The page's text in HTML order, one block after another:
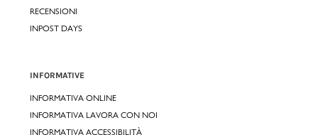
RECENSIONI
INPOST DAYS
INFORMATIVE
INFORMATIVA ONLINE
INFORMATIVA LAVORA CON NOI
INFORMATIVA ACCESSIBILITÀ